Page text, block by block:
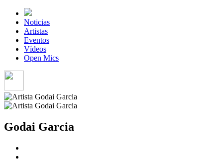
Noticias
Artistas
Eventos
Vídeos
Open Mics
Godai Garcia